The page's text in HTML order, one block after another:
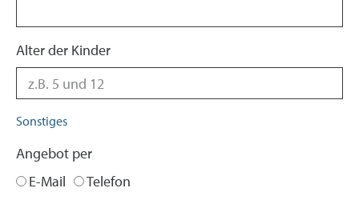
Alter der Kinder
Sonstiges
Angebot per
E-Mail
Telefon